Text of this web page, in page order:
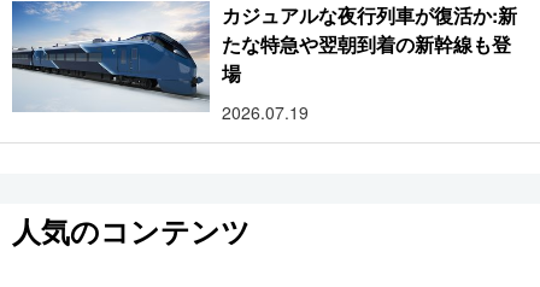
カジュアルな夜行列車が復活か:新
たな特急や翌朝到着の新幹線も登
場
2026.07.19
人気のコンテンツ